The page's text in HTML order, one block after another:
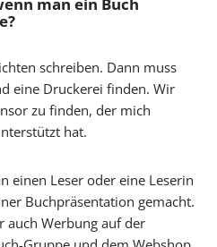
schreiben. Dann muss
eine Druckerei finden. Wir
zu finden, der mich
hat.
einen Leser oder eine Leserin
Buchpräsentation gemacht.
auch Werbung auf der